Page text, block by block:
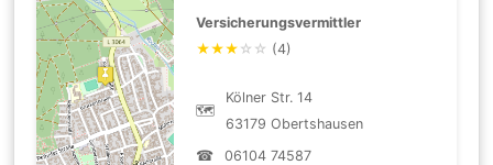
Versicherungsvermittler
★★★ ☆ ☆ (4)
🗺
Kölner Str. 14
63179 Obertshausen
☎
06104 74587